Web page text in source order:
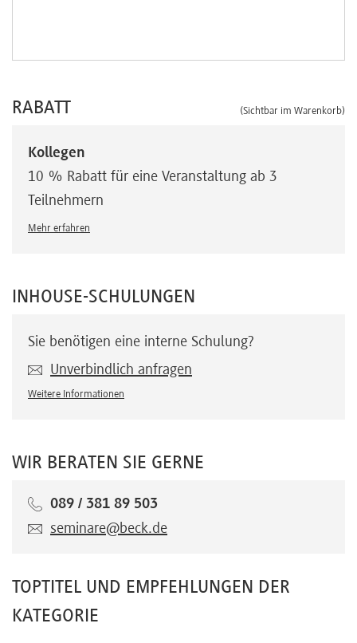
RABATT (Sichtbar im Warenkorb)
Kollegen
10 % Rabatt für eine Veranstaltung ab 3
Teilnehmern
Mehr erfahren
INHOUSE-SCHULUNGEN
Sie benötigen eine interne Schulung?
Unverbindlich anfragen
Weitere Informationen
WIR BERATEN SIE GERNE
089 / 381 89 503
seminare@beck.de
TOPTITEL UND EMPFEHLUNGEN DER
KATEGORIE